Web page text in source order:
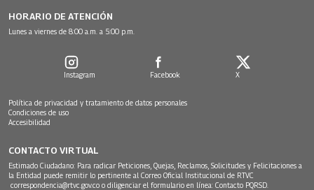
HORARIO DE ATENCIÓN
Lunes a viernes de 8:00 a.m. a 5:00 p.m.
Instagram Facebook X
Política de privacidad y tratamiento de datos personales
Condiciones de uso
Accesibilidad
CONTACTO VIRTUAL
Estimado Ciudadano: Para radicar Peticiones, Quejas, Reclamos, Solicitudes y Felicitaciones a
la Entidad puede remitir lo pertinente al Correo Oficial Institucional de RTVC
correspondencia@rtvc.gov.co o diligenciar el formulario en línea: Contacto PQRSD.